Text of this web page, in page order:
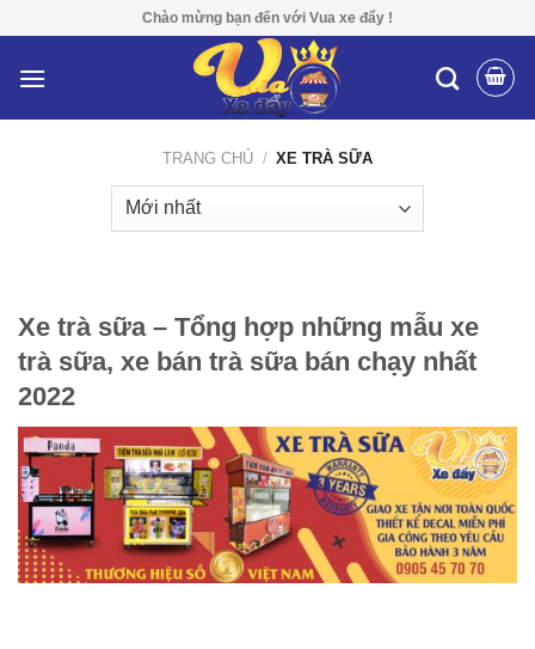
content
Chào mừng bạn đến với Vua xe đẩy !
TRANG CHỦ / XE TRÀ SỮA
Xe trà sữa – Tổng hợp những mẫu xe
trà sữa, xe bán trà sữa bán chạy nhất
2022